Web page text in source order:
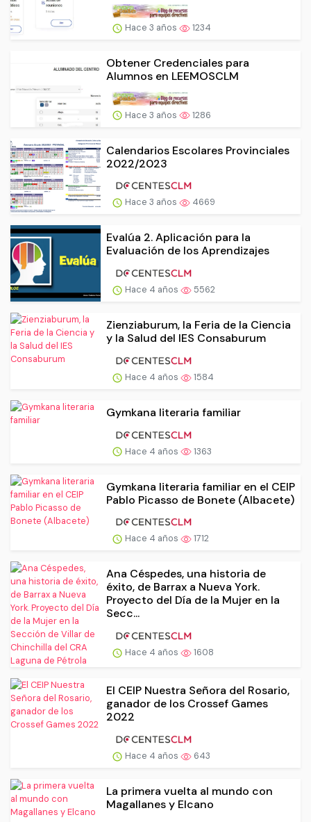
Hace 3 años 1234
Obtener Credenciales para
Alumnos en LEEMOSCLM
Hace 3 años 1286
Calendarios Escolares Provinciales
2022/2023
Hace 3 años 4669
Evalúa 2. Aplicación para la
Evaluación de los Aprendizajes
Hace 4 años 5562
Zienziaburum, la Feria de la Ciencia
y la Salud del IES Consaburum
Hace 4 años 1584
Gymkana literaria familiar
Hace 4 años 1363
Gymkana literaria familiar en el CEIP
Pablo Picasso de Bonete (Albacete)
Hace 4 años 1712
Ana Céspedes, una historia de
éxito, de Barrax a Nueva York.
Proyecto del Día de la Mujer en la
Secc...
Hace 4 años 1608
El CEIP Nuestra Señora del Rosario,
ganador de los Crossef Games
2022
Hace 4 años 643
La primera vuelta al mundo con
Magallanes y Elcano